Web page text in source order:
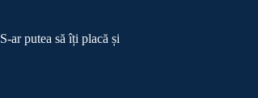
S-ar putea să îți placă și